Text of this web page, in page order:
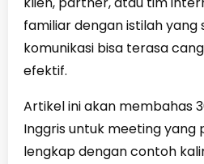
familiar dengan istilah yang
komunikasi bisa terasa
efektif.
Artikel ini akan membahas
Inggris untuk meetingyang
lengkap dengan contoh